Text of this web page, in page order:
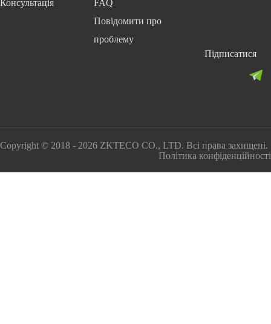
Консультація
FAQ
Повідомити про
проблему
Підписатися
Copyright © 2018 - 2026 ZKTECO CO., LTD. Всі права захищені.
Політика конфіденційності